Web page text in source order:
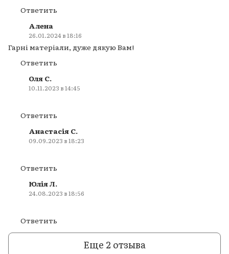
Ответить
Алена
26.01.2024 в 18:16
Гарні матеріали, дуже дякую Вам!
Ответить
Оля С.
10.11.2023 в 14:45
Ответить
Анастасія С.
09.09.2023 в 18:23
Ответить
Юлія Л.
24.08.2023 в 18:56
Ответить
Еще 2 отзыва